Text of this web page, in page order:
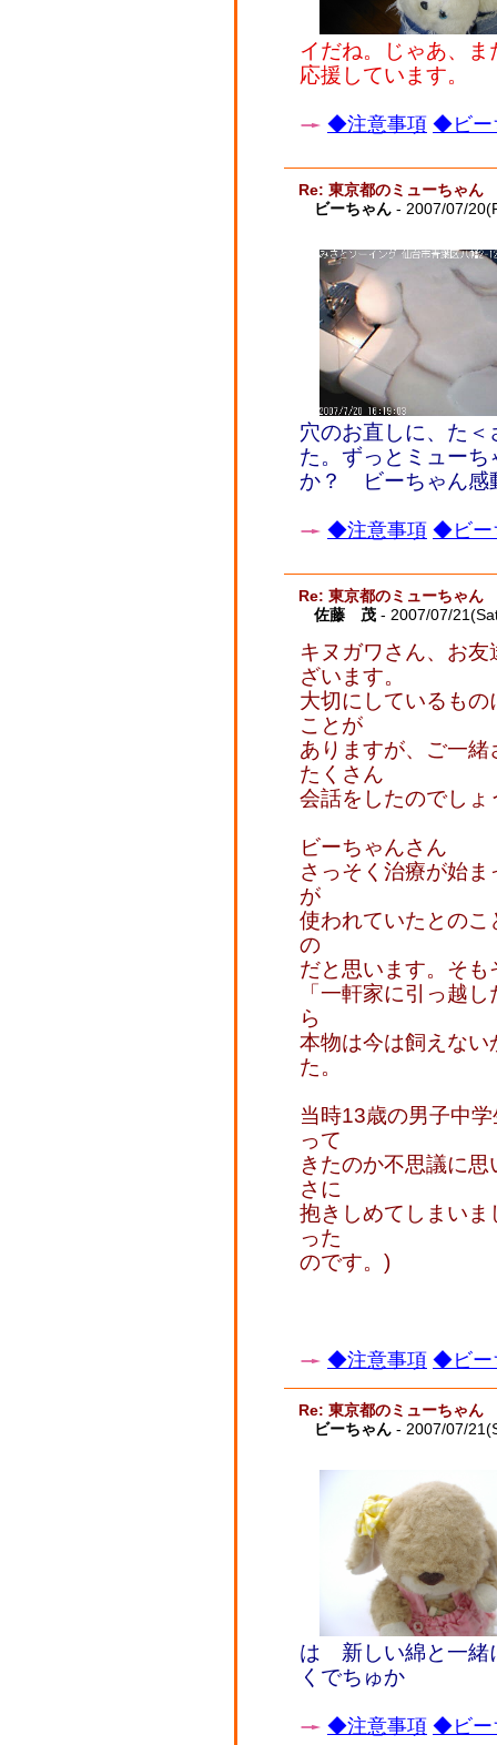
イだね。じゃあ、
応援しています。
◆注意事項 ◆ビー
Re: 東京都のミューちゃん
ビーちゃん - 2007/07/
穴のお直しに、た
た。ずっとミュー
か？ ビーちゃん感
◆注意事項 ◆ビー
Re: 東京都のミューちゃん
佐藤 茂 - 2007/07/
キヌガワさん、お
ざいます。
大切にしているも
ことが
ありますが、ご一
たくさん
会話をしたのでしょ
ビーちゃんさん
さっそく治療が始
が
使われていたとの
の
だと思います。そ
「一軒家に引っ越
ら
本物は今は飼えな
た。
当時13歳の男子中
って
きたのか不思議に
さに
抱きしめてしまい
った
のです。)
◆注意事項 ◆ビー
Re: 東京都のミューちゃん
ビーちゃん - 2007/07/
は 新しい綿と一
くでちゅか
◆注意事項 ◆ビー